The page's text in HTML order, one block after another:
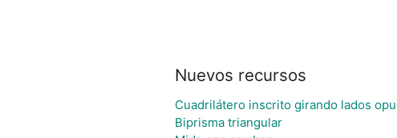
Nuevos recursos
Cuadrilátero inscrito girando lados
Biprisma triangular